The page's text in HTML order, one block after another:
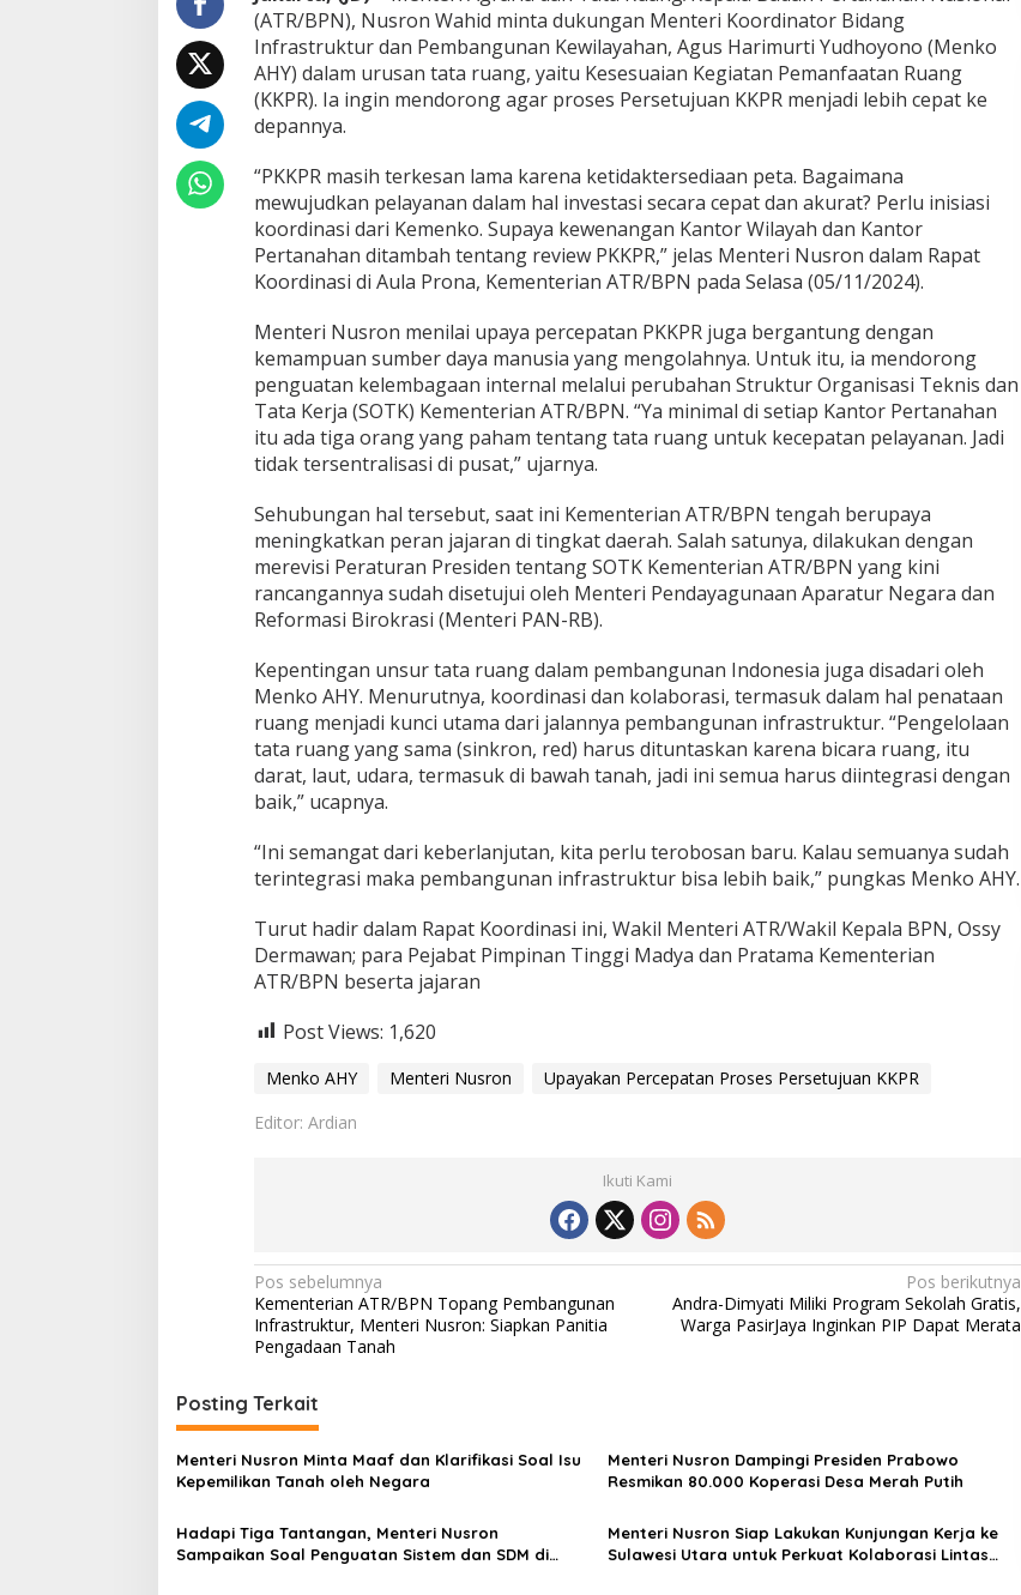
R
M
e
n
t
r
N
u
s
r
o
M
i
n
t
a
D
u
u
n
g
a
n
M
n
k
o
A
H
(ATR/BPN), Nusron Wahid minta dukungan Menteri Koordinator Bidang
Infrastruktur dan Pembangunan Kewilayahan, Agus Harimurti Yudhoyono (Menko
AHY) dalam urusan tata ruang, yaitu Kesesuaian Kegiatan Pemanfaatan Ruang
(KKPR). Ia ingin mendorong agar proses Persetujuan KKPR menjadi lebih cepat ke
depannya.
“PKKPR masih terkesan lama karena ketidaktersediaan peta. Bagaimana
mewujudkan pelayanan dalam hal investasi secara cepat dan akurat? Perlu inisiasi
koordinasi dari Kemenko. Supaya kewenangan Kantor Wilayah dan Kantor
Pertanahan ditambah tentang review PKKPR,” jelas Menteri Nusron dalam Rapat
Koordinasi di Aula Prona, Kementerian ATR/BPN pada Selasa (05/11/2024).
Menteri Nusron menilai upaya percepatan PKKPR juga bergantung dengan
kemampuan sumber daya manusia yang mengolahnya. Untuk itu, ia mendorong
penguatan kelembagaan internal melalui perubahan Struktur Organisasi Teknis dan
Tata Kerja (SOTK) Kementerian ATR/BPN. “Ya minimal di setiap Kantor Pertanahan
itu ada tiga orang yang paham tentang tata ruang untuk kecepatan pelayanan. Jadi
tidak tersentralisasi di pusat,” ujarnya.
Sehubungan hal tersebut, saat ini Kementerian ATR/BPN tengah berupaya
meningkatkan peran jajaran di tingkat daerah. Salah satunya, dilakukan dengan
merevisi Peraturan Presiden tentang SOTK Kementerian ATR/BPN yang kini
rancangannya sudah disetujui oleh Menteri Pendayagunaan Aparatur Negara dan
Reformasi Birokrasi (Menteri PAN-RB).
Kepentingan unsur tata ruang dalam pembangunan Indonesia juga disadari oleh
Menko AHY. Menurutnya, koordinasi dan kolaborasi, termasuk dalam hal penataan
ruang menjadi kunci utama dari jalannya pembangunan infrastruktur. “Pengelolaan
tata ruang yang sama (sinkron, red) harus dituntaskan karena bicara ruang, itu
darat, laut, udara, termasuk di bawah tanah, jadi ini semua harus diintegrasi dengan
baik,” ucapnya.
“Ini semangat dari keberlanjutan, kita perlu terobosan baru. Kalau semuanya sudah
terintegrasi maka pembangunan infrastruktur bisa lebih baik,” pungkas Menko AHY.
Turut hadir dalam Rapat Koordinasi ini, Wakil Menteri ATR/Wakil Kepala BPN, Ossy
Dermawan; para Pejabat Pimpinan Tinggi Madya dan Pratama Kementerian
ATR/BPN beserta jajaran
Post Views: 1,620
Menko AHY Menteri Nusron
Upayakan Percepatan Proses Persetujuan KKPR
Editor: Ardian
Ikuti Kami
N
a
v
i
g
a
s
i
p
Pos sebelumnya
Kementerian ATR/BPN Topang Pembangunan
Infrastruktur, Menteri Nusron: Siapkan Panitia
Pengadaan Tanah
Pos berikutnya
Andra-Dimyati Miliki Program Sekolah Gratis,
Warga PasirJaya Inginkan PIP Dapat Merata
Posting Terkait
Menteri Nusron Minta Maaf dan Klarifikasi Soal Isu
Kepemilikan Tanah oleh Negara
Menteri Nusron Dampingi Presiden Prabowo
Resmikan 80.000 Koperasi Desa Merah Putih
Hadapi Tiga Tantangan, Menteri Nusron
Sampaikan Soal Penguatan Sistem dan SDM di
Menteri Nusron Siap Lakukan Kunjungan Kerja ke
Sulawesi Utara untuk Perkuat Kolaborasi Lintas